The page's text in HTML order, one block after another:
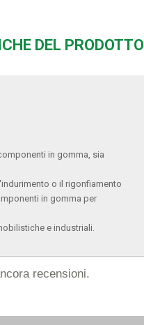
DEL PRODOTTO
in gomma, sia
o il rigonfiamento
in gomma per
e industriali.
recensioni.